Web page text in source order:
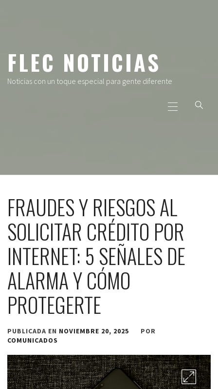
FLEC NOTICIAS
Noticias con un toque especial para gente diferente
principal
FRAUDES Y RIESGOS AL
SOLICITAR CRÉDITO POR
INTERNET: 5 SEÑALES DE
ALARMA Y CÓMO
PROTEGERTE
PUBLICADA EN NOVIEMBRE 20, 2025
POR
COMUNICADOS